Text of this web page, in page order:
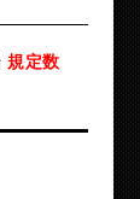
規定数